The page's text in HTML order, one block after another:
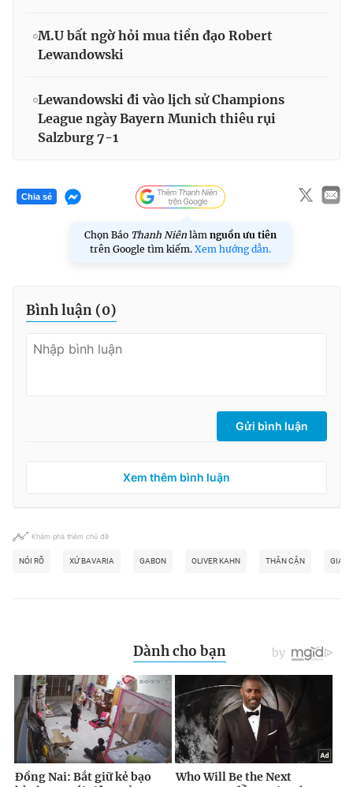
M.U bất ngờ hỏi mua tiền đạo Robert
Lewandowski
Lewandowski đi vào lịch sử Champions
League ngày Bayern Munich thiêu rụi
Salzburg 7-1
Chia sẻ
Chọn Báo Thanh Niên làm nguồn ưu tiên
trên Google tìm kiếm. Xem hướng dẫn.
Bình luận (0)
Gửi bình luận
Xem thêm bình luận
Khám phá thêm chủ đề
NÓI RÕ XỨ BAVARIA GABON OLIVER KAHN THÂN CẬN GIA